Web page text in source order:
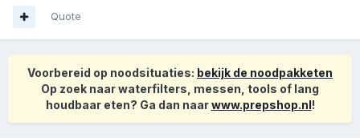
Quote
Voorbereid op noodsituaties: bekijk de noodpakketen
Op zoek naar waterfilters, messen, tools of lang
houdbaar eten? Ga dan naarwww.prepshop.nl!